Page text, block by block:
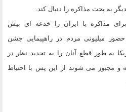
به بحث مذاکره را دنبال کند.
مذاکره با ایران را خدعه ای بیش
میلیونی مردم در راهپیمایی جشن
به طور قطع آنان را به تجدید نظر در
و مجبور می شوند از این پس با احتیاط